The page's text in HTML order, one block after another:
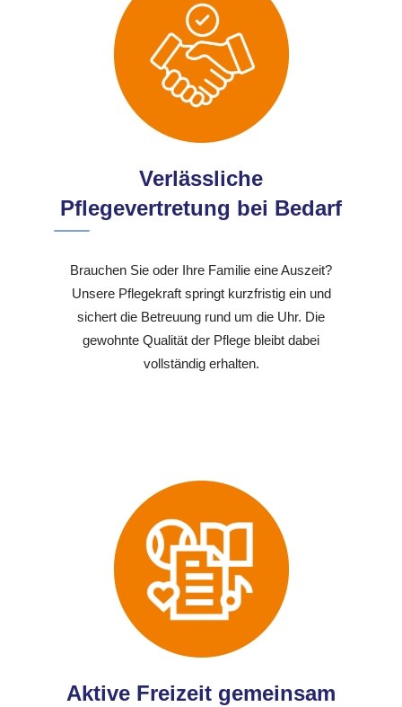
Verlässliche
Pflegevertretung bei Bedarf
Brauchen Sie oder Ihre Familie eine Auszeit?
Unsere Pflegekraft springt kurzfristig ein und
sichert die Betreuung rund um die Uhr. Die
gewohnte Qualität der Pflege bleibt dabei
vollständig erhalten.
Aktive Freizeit gemeinsam